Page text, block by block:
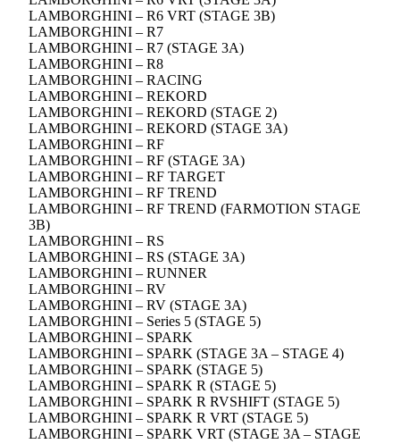
LAMBORGHINI – R6 VRT (STAGE 3B)
LAMBORGHINI – R7
LAMBORGHINI – R7 (STAGE 3A)
LAMBORGHINI – R8
LAMBORGHINI – RACING
LAMBORGHINI – REKORD
LAMBORGHINI – REKORD (STAGE 2)
LAMBORGHINI – REKORD (STAGE 3A)
LAMBORGHINI – RF
LAMBORGHINI – RF (STAGE 3A)
LAMBORGHINI – RF TARGET
LAMBORGHINI – RF TREND
LAMBORGHINI – RF TREND (FARMOTION STAGE
3B)
LAMBORGHINI – RS
LAMBORGHINI – RS (STAGE 3A)
LAMBORGHINI – RUNNER
LAMBORGHINI – RV
LAMBORGHINI – RV (STAGE 3A)
LAMBORGHINI – Series 5 (STAGE 5)
LAMBORGHINI – SPARK
LAMBORGHINI – SPARK (STAGE 3A – STAGE 4)
LAMBORGHINI – SPARK (STAGE 5)
LAMBORGHINI – SPARK R (STAGE 5)
LAMBORGHINI – SPARK R RVSHIFT (STAGE 5)
LAMBORGHINI – SPARK R VRT (STAGE 5)
LAMBORGHINI – SPARK VRT (STAGE 3A – STAGE